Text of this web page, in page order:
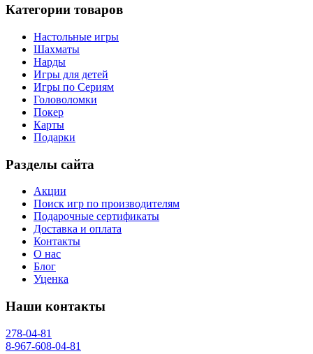
Категории товаров
Настольные игры
Шахматы
Нарды
Игры для детей
Игры по Сериям
Головоломки
Покер
Карты
Подарки
Разделы сайта
Акции
Поиск игр по производителям
Подарочные сертификаты
Доставка и оплата
Контакты
О нас
Блог
Уценка
Наши контакты
278-04-81
8-967-608-04-81